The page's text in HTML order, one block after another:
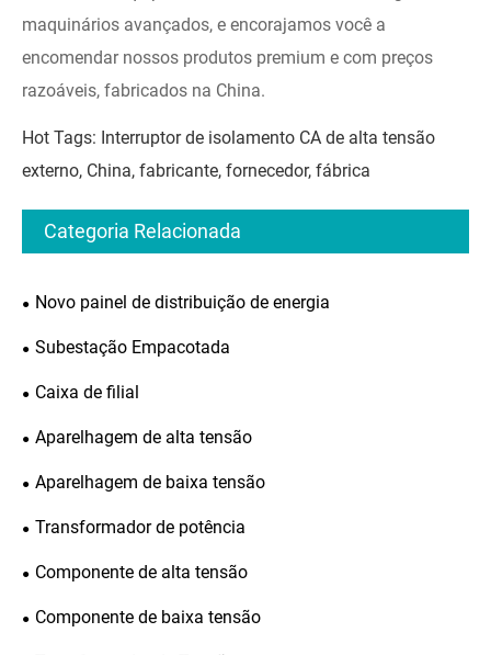
maquinários avançados, e encorajamos você a
encomendar nossos produtos premium e com preços
razoáveis, fabricados na China.
Hot Tags: Interruptor de isolamento CA de alta tensão
externo, China, fabricante, fornecedor, fábrica
Categoria Relacionada
Novo painel de distribuição de energia
Subestação Empacotada
Caixa de filial
Aparelhagem de alta tensão
Aparelhagem de baixa tensão
Transformador de potência
Componente de alta tensão
Componente de baixa tensão